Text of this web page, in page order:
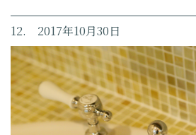
12. 2017年10月30日